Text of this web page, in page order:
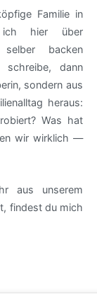
Familie in
ich hier über
selber backen
schreibe, dann
sondern aus
heraus:
Was hat
wir wirklich —
aus unserem
findest du mich